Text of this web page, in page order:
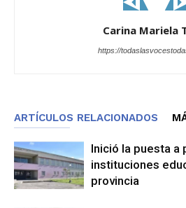
Carina Mariela
https://
ARTÍCULOS RELACIONADOS
Inició la puesta a
instituciones
provincia